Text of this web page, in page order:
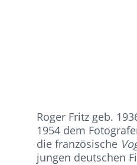
Roger Fritz geb.
1954 dem
die französische
jungen deutschen